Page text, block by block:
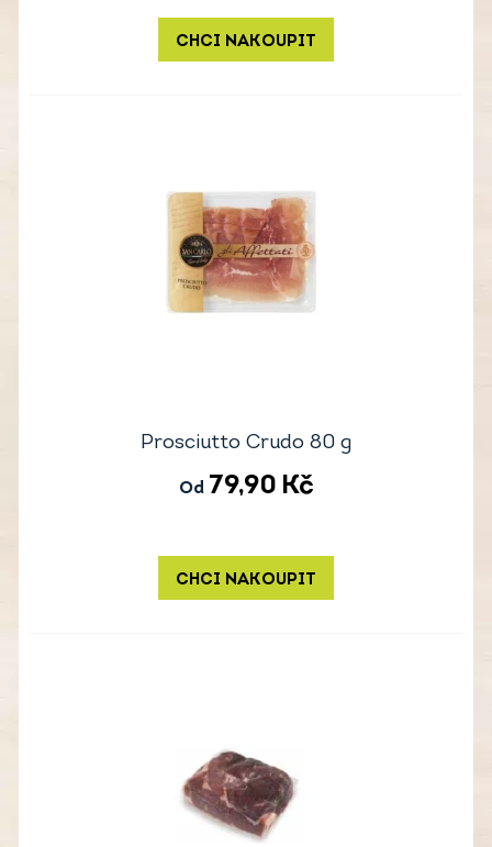
CHCI NAKOUPIT
Prosciutto Crudo 80 g
Od 79,90 Kč
CHCI NAKOUPIT